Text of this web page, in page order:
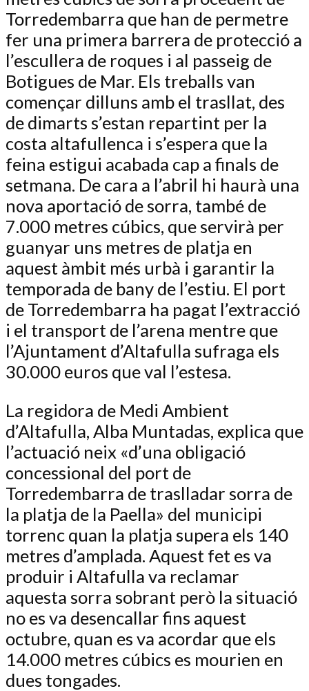
Torredembarra que han de permetre
fer una primera barrera de protecció a
l’escullera de roques i al passeig de
Botigues de Mar. Els treballs van
començar dilluns amb el trasllat, des
de dimarts s’estan repartint per la
costa altafullenca i s’espera que la
feina estigui acabada cap a finals de
setmana. De cara a l’abril hi haurà una
nova aportació de sorra, també de
7.000 metres cúbics, que servirà per
guanyar uns metres de platja en
aquest àmbit més urbà i garantir la
temporada de bany de l’estiu. El port
de Torredembarra ha pagat l’extracció
i el transport de l’arena mentre que
l’Ajuntament d’Altafulla sufraga els
30.000 euros que val l’estesa.
La regidora de Medi Ambient
d’Altafulla, Alba Muntadas, explica que
l’actuació neix «d’una obligació
concessional del port de
Torredembarra de traslladar sorra de
la platja de la Paella» del municipi
torrenc quan la platja supera els 140
metres d’amplada. Aquest fet es va
produir i Altafulla va reclamar
aquesta sorra sobrant però la situació
no es va desencallar fins aquest
octubre, quan es va acordar que els
14.000 metres cúbics es mourien en
dues tongades.